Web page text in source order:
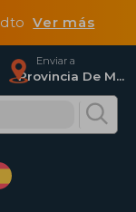
dtoVer más
Enviar a
Provincia De Madrid